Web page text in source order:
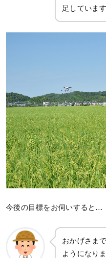
足しています
今後の目標をお伺いすると…
おかげさま
ようになり